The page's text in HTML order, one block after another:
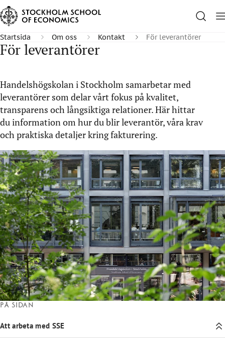
Startsida Om oss Kontakt För leverantörer
För leverantörer
Handelshögskolan i Stockholm samarbetar med
leverantörer som delar vårt fokus på kvalitet,
transparens och långsiktiga relationer. Här hittar
du information om hur du blir leverantör, våra krav
och praktiska detaljer kring fakturering.
På sidan
Att arbeta med SSE